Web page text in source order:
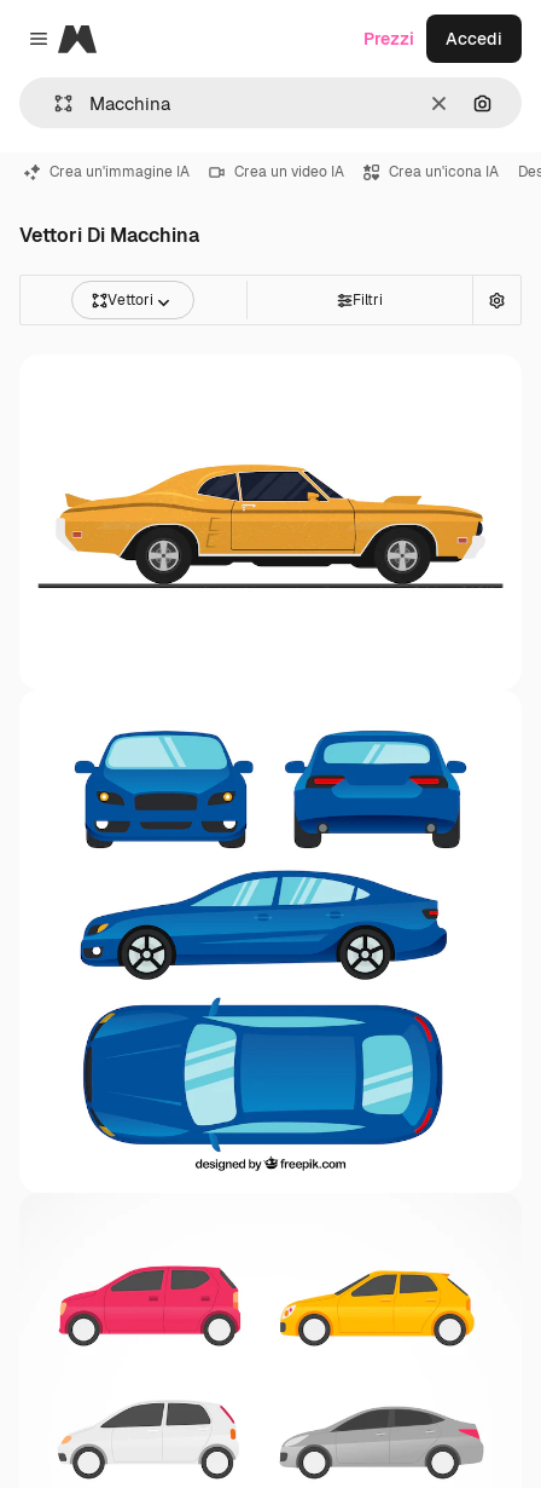
Close menu
Magnific
CancellaCerca
Prezzi Accedi
Crea un'immagine IA Crea un video IA Crea un'icona IA
Vettori Di Macchina
Vettori Filtri